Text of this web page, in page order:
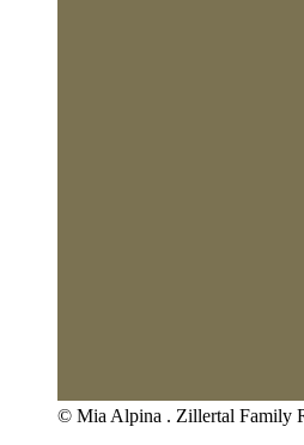
© Mia Alpina . Zillertal Family